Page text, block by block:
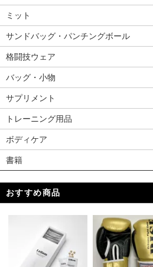
ミット
サンドバッグ・パンチングボール
格闘技ウェア
バッグ・小物
サプリメント
トレーニング用品
ボディケア
書籍
おすすめ商品